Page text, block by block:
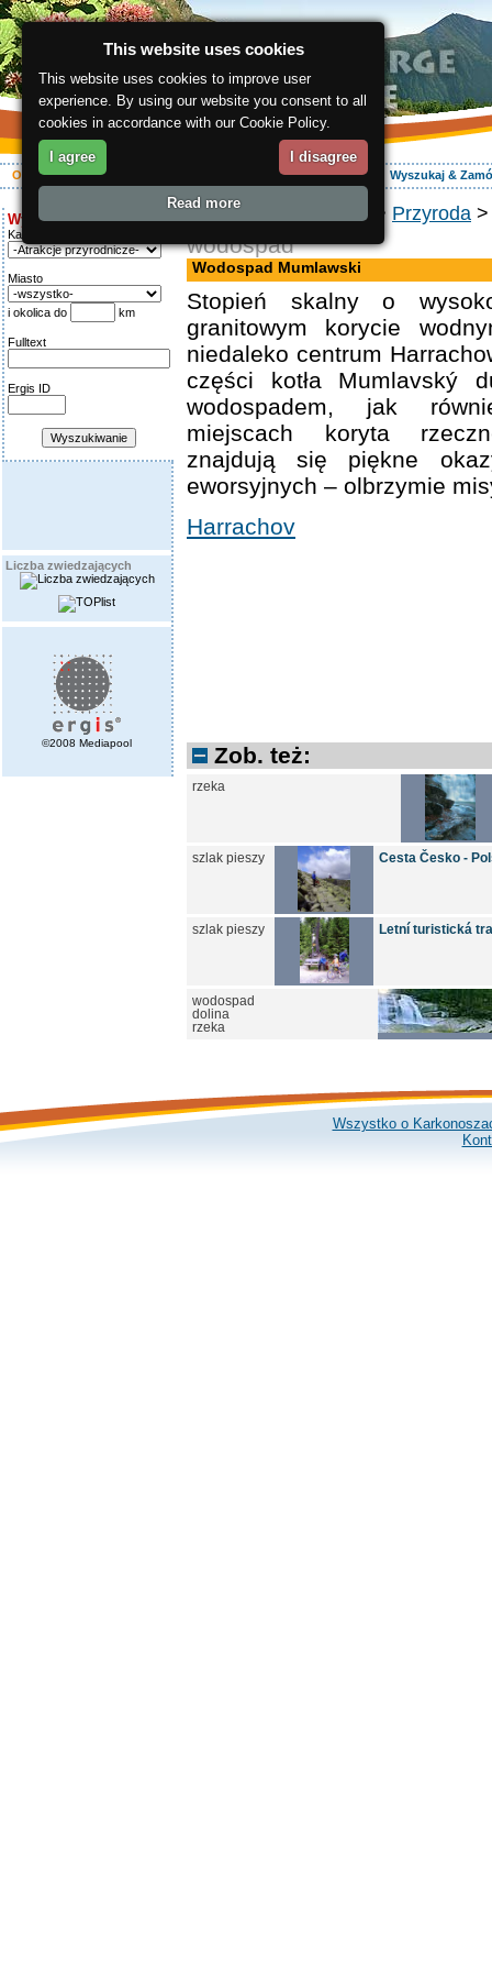
O regionie Aktywnie Zakwaterowanie Wyszukaj &
Wyszukiwanie:
Kategoria
Miasto
i okolica do km
Fulltext
Ergis ID
Liczba zwiedzających
©2008 Mediapool
ergis.cz O regionie > Przyroda >
wodospad
Wodospad Mumlawski
Stopień skalny o
granitowym korycie
niedaleko centrum
części kotła Mumlavský
wodospadem, jak
miejscach koryta
znajdują się piękne
eworsyjnych – olbrzymie
Harrachov
Zob. też:
rzeka
szlak pieszy Cesta Česko -
szlak pieszy Letní turistická
wodospad
dolina
rzeka
Wszystko o
This website uses cookies
This website uses cookies to improve user
experience. By using our website you consent to all
cookies in accordance with our Cookie Policy.
I agree I disagree
Read more